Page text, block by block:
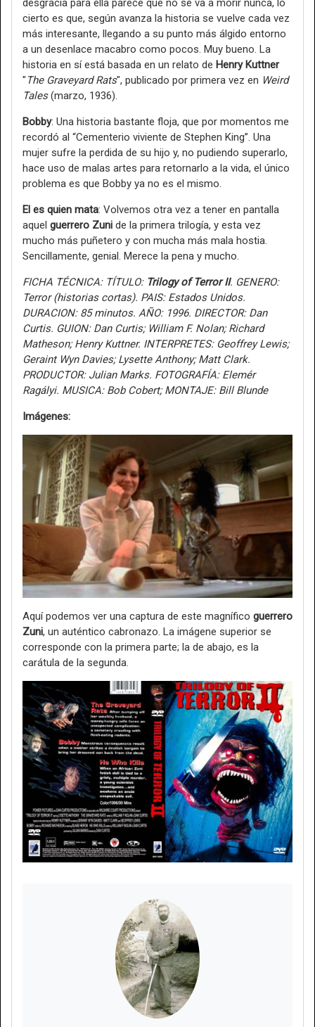
desgracia para ella parece que no se va a morir nunca, lo
cierto es que, según avanza la historia se vuelve cada vez
más interesante, llegando a su punto más álgido entorno
a un desenlace macabro como pocos. Muy bueno. La
historia en sí está basada en un relato de Henry Kuttner
" The Graveyard Rats", publicado por primera vez en Weird
Tales(marzo, 1936).
Bobby: Una historia bastante floja, que por momentos me
recordó al “Cementerio viviente de Stephen King”. Una
mujer sufre la perdida de su hijo y, no pudiendo superarlo,
hace uso de malas artes para retornarlo a la vida, el único
problema es que Bobby ya no es el mismo.
El es quien mata: Volvemos otra vez a tener en pantalla
aquel guerrero Zuni de la primera trilogía, y esta vez
mucho más puñetero y con mucha más mala hostia.
Sencillamente, genial. Merece la pena y mucho.
FICHA TÉCNICA: TÍTULO: Trilogy of Terror II. GENERO:
Terror (historias cortas). PAIS: Estados Unidos.
DURACION: 85 minutos. AÑO: 1996. DIRECTOR: Dan
Curtis. GUION: Dan Curtis; William F. Nolan; Richard
Matheson; Henry Kuttner. INTERPRETES: Geoffrey Lewis;
Geraint Wyn Davies; Lysette Anthony; Matt Clark.
PRODUCTOR: Julian Marks. FOTOGRAFÍA: Elemér
Ragályi. MUSICA: Bob Cobert; MONTAJE: Bill Blunde
Imágenes:
Aquí podemos ver una captura de este magnífico guerrero
Zuni, un auténtico cabronazo. La imágene superior se
corresponde con la primera parte; la de abajo, es la
carátula de la segunda.